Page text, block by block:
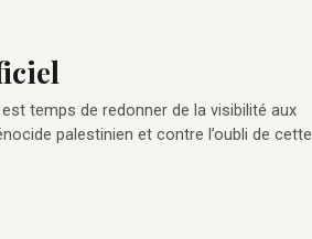
temps de redonner de la visibilité aux
palestinien et contre l’oubli de cette